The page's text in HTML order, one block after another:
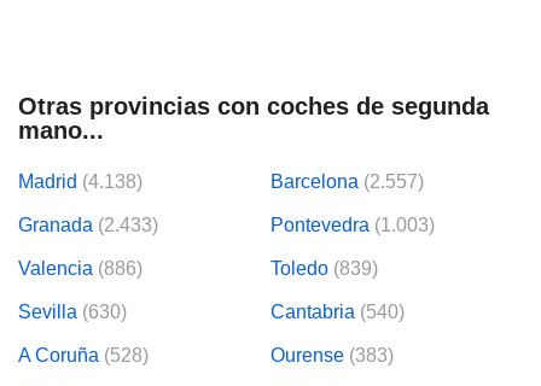
Otras provincias con coches de segunda
mano...
Madrid (4.138) Barcelona (2.557)
Granada (2.433) Pontevedra (1.003)
Valencia (886) Toledo (839)
Sevilla (630) Cantabria (540)
A Coruña (528) Ourense (383)